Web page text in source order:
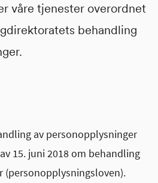
våre tjenester overordnet
behandling
av personopplysninger
15. juni 2018 om behandling
(personopplysningsloven).